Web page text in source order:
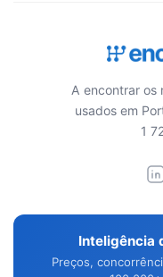
A encontrar os
usados em
1
Inteligência
Preços,